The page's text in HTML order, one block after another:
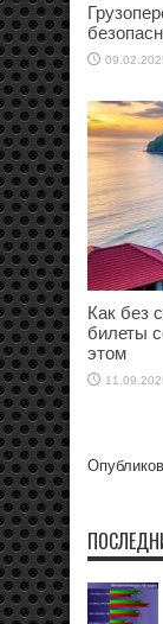
Как без
билеты
этом